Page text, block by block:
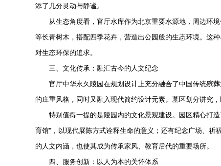
添了几分灵动与静谧。
从生态角度看，官厅水库作为北京重要水源地，周边环
等长青树木，搭配四季花卉，营造出公园般的生态环境。这
对生态环保的追求。
三、文化传承：融汇古今的人文纪念
官厅中华永久陵园在规划设计上充分融合了中国传统殡
的庄重风格，同时又融入现代简约设计元素。墓区划分讲究
特别值得一提的是陵园内的文化景观建设。园区精心打
育馆"，以现代展陈方式诠释生命的意义；还有纪念广场、祈
的人文内涵，也使其成为传承家风、教育后代的重要场所。
四、服务创新：以人为本的关怀体系